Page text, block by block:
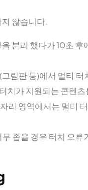
않습니다.
분리 했다가 10초 후
림판 등)에서 멀티 터
치가 지원되는 콘텐
리 영역에서는 멀티
좁을 경우 터치 오류